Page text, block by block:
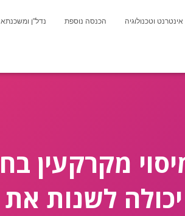
אינטרנט וטכנולוגיה הכנסה נוספת נדל"ן ומשכנתא
מקרקעין
לשנות